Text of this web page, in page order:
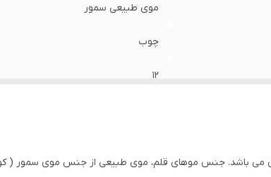
موی طبیعی سمور
چوب
12
می باشد. جنس موهای قلم، موی طبیعی از جنس موی سمور (